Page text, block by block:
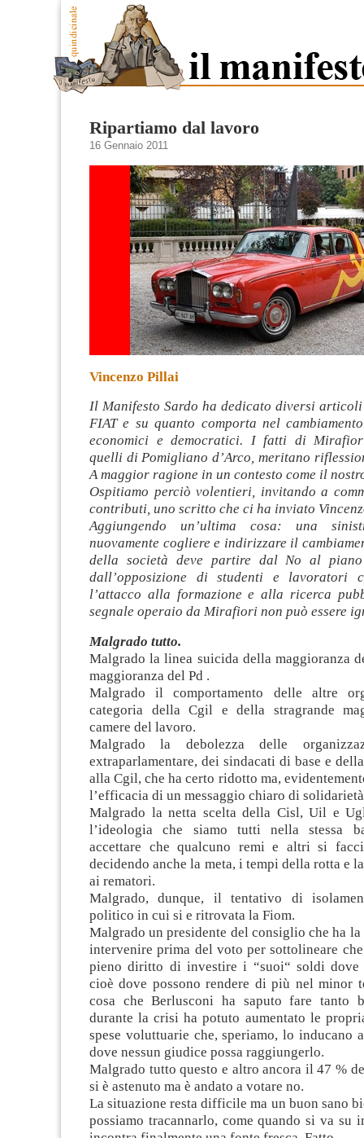
Ripartiamo dal lavoro
16 Gennaio 2011
Vincenzo Pillai
Il Manifesto Sardo ha dedicato diversi
FIAT e su quanto comporta nel
economici e democratici. I fatti di
quelli di Pomigliano d’Arco, meritano
A maggior ragione in un contesto come il
Ospitiamo perciò volentieri, invitando a
contributi, uno scritto che ci ha inviato
Aggiungendo un’ultima cosa: una
nuovamente cogliere e indirizzare il
della società deve partire dal No al
dall’opposizione di studenti e lavoratori
l’attacco alla formazione e alla ricerca
segnale operaio da Mirafiori non può essere
Malgrado tutto.
Malgrado la linea suicida della maggioranza
maggioranza del Pd .
Malgrado il comportamento delle altre
categoria della Cgil e della stragrande
camere del lavoro.
Malgrado la debolezza delle
extraparlamentare, dei sindacati di base e
alla Cgil, che ha certo ridotto ma,
l’efficacia di un messaggio chiaro di
Malgrado la netta scelta della Cisl, Uil e
l’ideologia che siamo tutti nella stessa
accettare che qualcuno remi e altri si
decidendo anche la meta, i tempi della rotta e
ai rematori.
Malgrado, dunque, il tentativo di
politico in cui si e ritrovata la Fiom.
Malgrado un presidente del consiglio che ha la
intervenire prima del voto per sottolineare
pieno diritto di investire i “suoi“ soldi dove
cioè dove possono rendere di più nel minor
cosa che Berlusconi ha saputo fare tanto
durante la crisi ha potuto aumentato le
spese voluttuarie che, speriamo, lo inducano
dove nessun giudice possa raggiungerlo.
Malgrado tutto questo e altro ancora il 47 %
si è astenuto ma è andato a votare no.
La situazione resta difficile ma un buon sano
possiamo tracannarlo, come quando si va su